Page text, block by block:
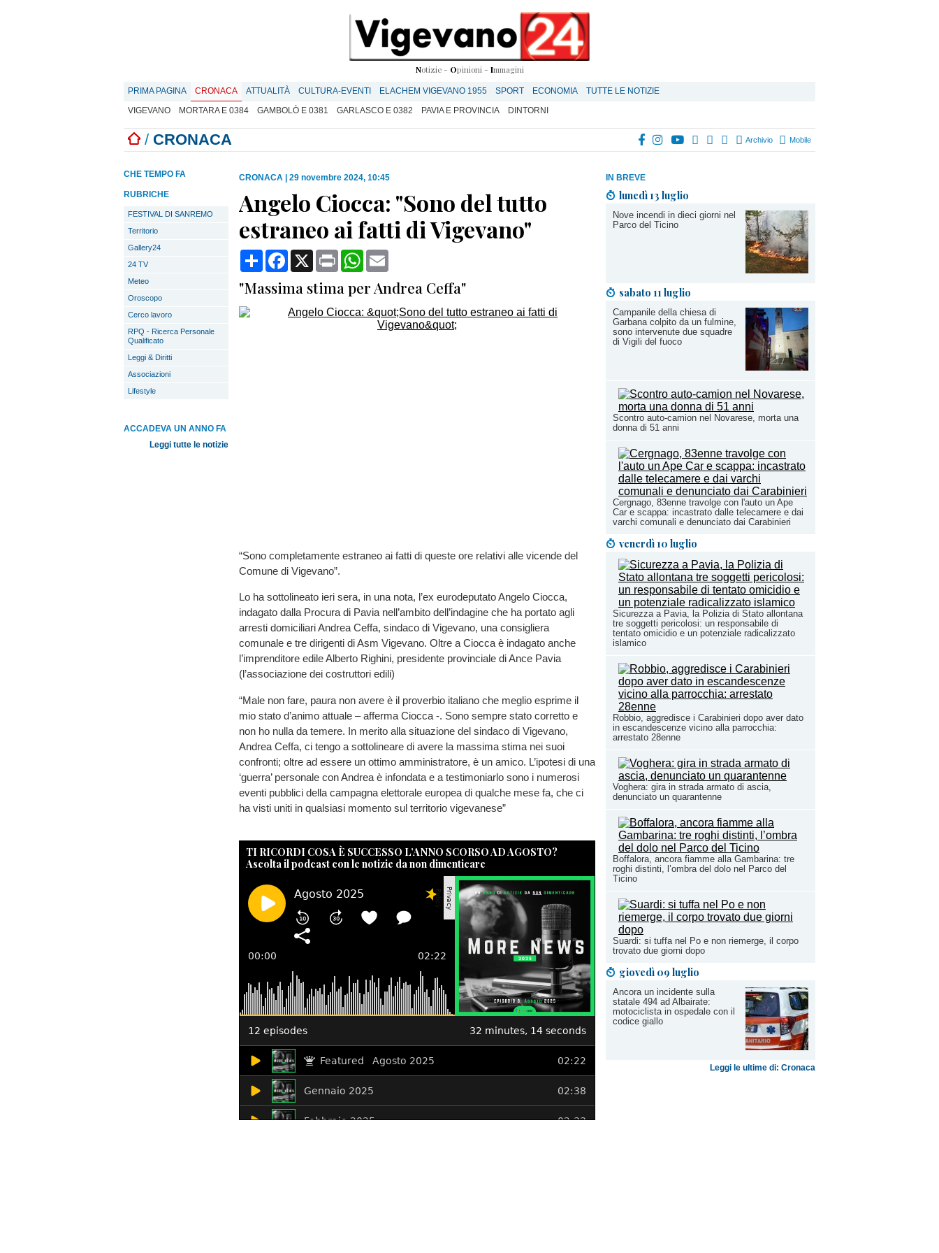
Notizie - Opinioni - Immagini
PRIMA PAGINA CRONACA ATTUALITÀ CULTURA-EVENTI ELACHEM VIGEVANO 1955 SPORT ECONOMIA
TUTTE LE NOTIZIE
VIGEVANO
MORTARA E 0384 GAMBOLÒ E 0381 GARLASCO E 0382 PAVIA E PROVINCIA DINTORNI
/ CRONACA Archivio Mobile
IN BREVE
lunedì 13 luglio
Nove incendi in dieci giorni nel
Parco del Ticino
sabato 11 luglio
Campanile della chiesa di
Garbana colpito da un fulmine,
sono intervenute due squadre
di Vigili del fuoco
Scontro auto-camion nel Novarese, morta una
donna di 51 anni
Cergnago, 83enne travolge con l'auto un Ape
Car e scappa: incastrato dalle telecamere e dai
varchi comunali e denunciato dai Carabinieri
venerdì 10 luglio
Sicurezza a Pavia, la Polizia di Stato allontana
tre soggetti pericolosi: un responsabile di
tentato omicidio e un potenziale radicalizzato
islamico
Robbio, aggredisce i Carabinieri dopo aver dato
in escandescenze vicino alla parrocchia:
arrestato 28enne
Voghera: gira in strada armato di ascia,
denunciato un quarantenne
Boffalora, ancora fiamme alla Gambarina: tre
roghi distinti, l’ombra del dolo nel Parco del
Ticino
Suardi: si tuffa nel Po e non riemerge, il corpo
trovato due giorni dopo
giovedì 09 luglio
Ancora un incidente sulla
statale 494 ad Albairate:
motociclista in ospedale con il
codice giallo
Leggi le ultime di: Cronaca
CHE TEMPO FA
RUBRICHE
FESTIVAL DI SANREMO
Territorio
Gallery24
24 TV
Meteo
Oroscopo
Cerco lavoro
RPQ - Ricerca Personale
Qualificato
Leggi & Diritti
Associazioni
Lifestyle
ACCADEVA UN ANNO FA
Leggi tutte le notizie
CRONACA 29 novembre 2024, 10:45
Angelo Ciocca: "Sono del tutto
estraneo ai fatti di Vigevano"
CondividiFacebook
X Print WhatsApp
"Massima stima per Andrea Ceffa"
“Sono completamente estraneo ai fatti di queste ore relativi alle vicende del
Comune di Vigevano”.
Lo ha sottolineato ieri sera, in una nota, l’ex eurodeputato Angelo Ciocca,
indagato dalla Procura di Pavia nell’ambito dell’indagine che ha portato agli
arresti domiciliari Andrea Ceffa, sindaco di Vigevano, una consigliera
comunale e tre dirigenti di Asm Vigevano. Oltre a Ciocca è indagato anche
l’imprenditore edile Alberto Righini, presidente provinciale di Ance Pavia
(l’associazione dei costruttori edili)
“Male non fare, paura non avere è il proverbio italiano che meglio esprime il
mio stato d’animo attuale – afferma Ciocca -. Sono sempre stato corretto e
non ho nulla da temere. In merito alla situazione del sindaco di Vigevano,
Andrea Ceffa, ci tengo a sottolineare di avere la massima stima nei suoi
confronti; oltre ad essere un ottimo amministratore, è un amico. L’ipotesi di una
‘guerra’ personale con Andrea è infondata e a testimoniarlo sono i numerosi
eventi pubblici della campagna elettorale europea di qualche mese fa, che ci
ha visti uniti in qualsiasi momento sul territorio vigevanese”
TI RICORDI COSA È SUCCESSO L’ANNO SCORSO AD AGOSTO?
Ascolta il podcast con le notizie da non dimenticare